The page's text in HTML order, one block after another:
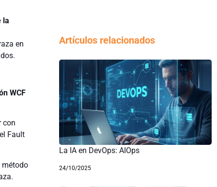
la
en
WCF
con
Fault
método
Artículos relacionados
La IA en DevOps: AIOps
24/10/2025